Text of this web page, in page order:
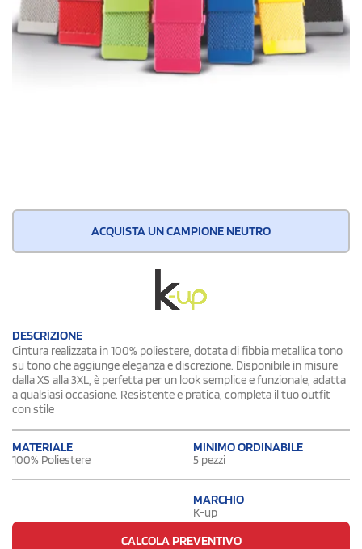
ACQUISTA UN CAMPIONE NEUTRO
DESCRIZIONE
Cintura realizzata in 100% poliestere, dotata di fibbia metallica tono
su tono che aggiunge eleganza e discrezione. Disponibile in misure
dalla XS alla 3XL, è perfetta per un look semplice e funzionale, adatta
a qualsiasi occasione. Resistente e pratica, completa il tuo outfit
con stile
MATERIALE
100% Poliestere
MINIMO ORDINABILE
5 pezzi
MARCHIO
K-up
CALCOLA PREVENTIVO